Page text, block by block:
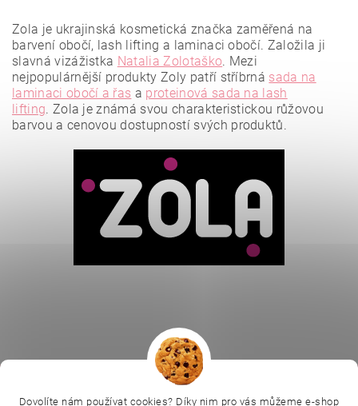
Vložením hodnocení souhlasíte sezásadami ochrany
Zola je ukrajinská kosmetická značka zaměřená na
barvení obočí, lash lifting a laminaci obočí. Založila ji
slavná vizážistka Natalia Zolotaško. Mezi
nejpopulárnější produkty Zoly patří stříbrná sada na
laminaci obočí a řas a proteinová sada na lash
lifting. Zola je známá svou charakteristickou růžovou
barvou a cenovou dostupností svých produktů.
L.C.P. Paris |
Online kosmetické kurzy | Kozmetickyobchod.sk
Dovolíte nám používat cookies? Díky nim pro vás můžeme e-shop